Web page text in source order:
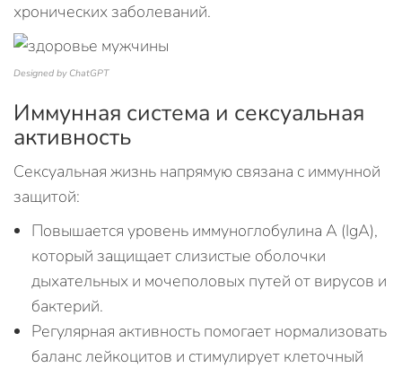
хронических заболеваний.
Designed by ChatGPT
Иммунная система и сексуальная
активность
Сексуальная жизнь напрямую связана с иммунной
защитой:
Повышается уровень иммуноглобулина A (IgA),
который защищает слизистые оболочки
дыхательных и мочеполовых путей от вирусов и
бактерий.
Регулярная активность помогает нормализовать
баланс лейкоцитов и стимулирует клеточный